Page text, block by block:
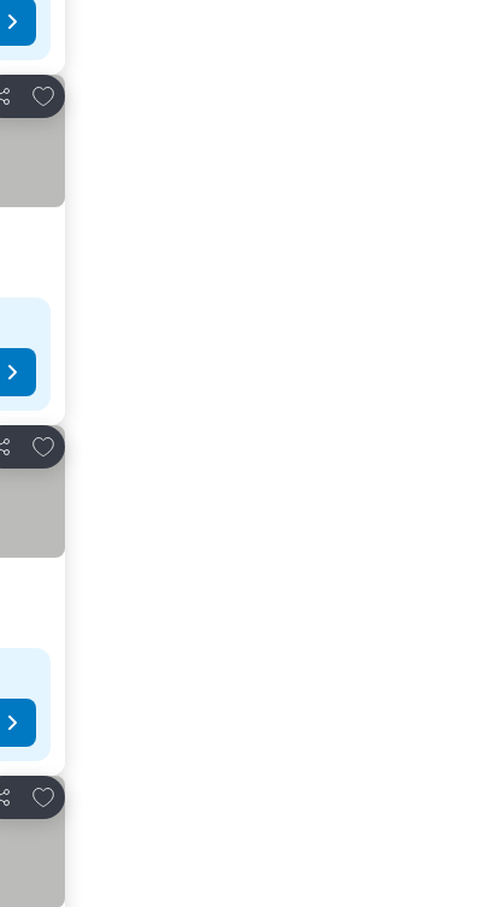
Teilen
Zu Favoriten hinzufügen
Teilen
Zu Favoriten hinzufügen
Teilen
Zu Favoriten hinzufügen